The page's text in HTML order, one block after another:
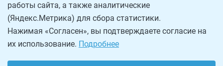
работы сайта, а также аналитические
(Яндекс.Метрика) для сбора статистики.
Нажимая «Согласен», вы подтверждаете согласие на
их использование. Подробнее